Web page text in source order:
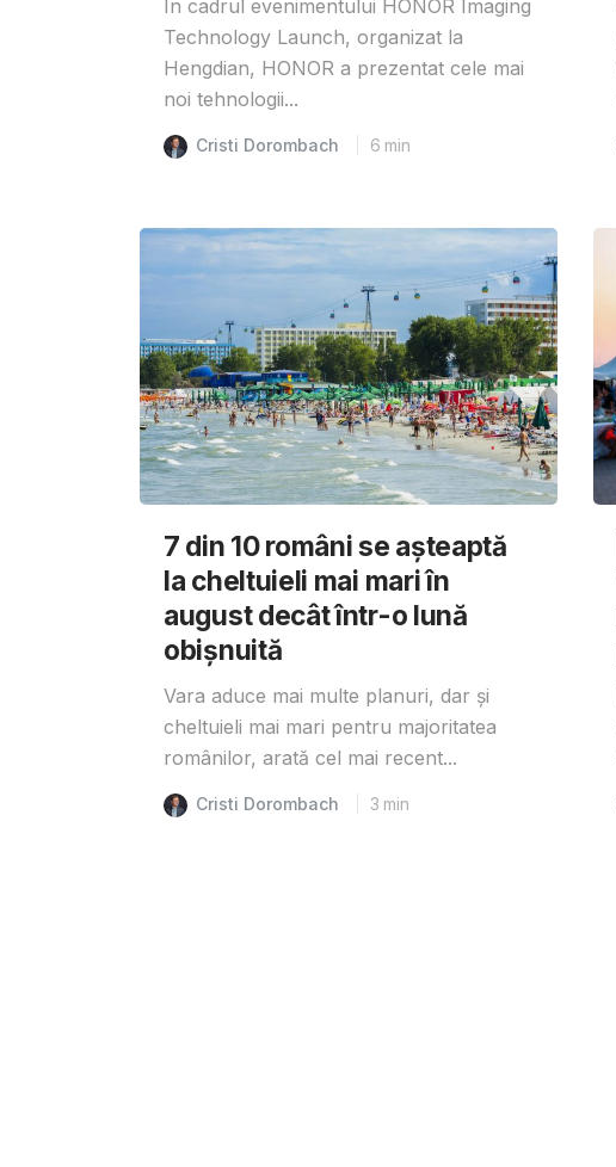
În cadrul evenimentului HONOR Imaging
Technology Launch, organizat la
Hengdian, HONOR a prezentat cele mai
noi tehnologii...
Cristi Dorombach 6 min
7 din 10 români se așteaptă
la cheltuieli mai mari în
august decât într-o lună
obișnuită
Vara aduce mai multe planuri, dar și
cheltuieli mai mari pentru majoritatea
românilor, arată cel mai recent...
Cristi Dorombach 3 min